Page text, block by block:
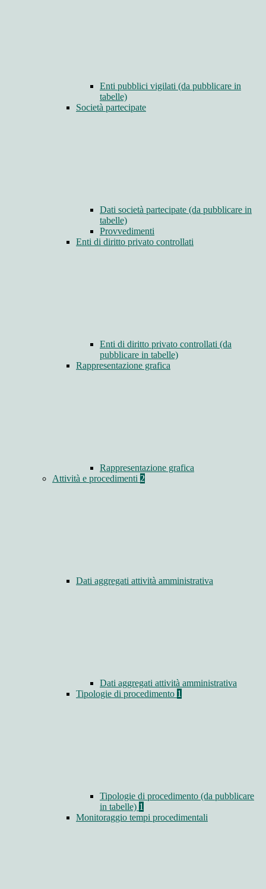
Enti pubblici vigilati (da pubblicare in
tabelle)
Società partecipate
Dati società partecipate (da pubblicare in
tabelle)
Provvedimenti
Enti di diritto privato controllati
Enti di diritto privato controllati (da
pubblicare in tabelle)
Rappresentazione grafica
Rappresentazione grafica
Attività e procedimenti 2
Dati aggregati attività amministrativa
Dati aggregati attività amministrativa
Tipologie di procedimento 1
Tipologie di procedimento (da pubblicare
in tabelle) 1
Monitoraggio tempi procedimentali